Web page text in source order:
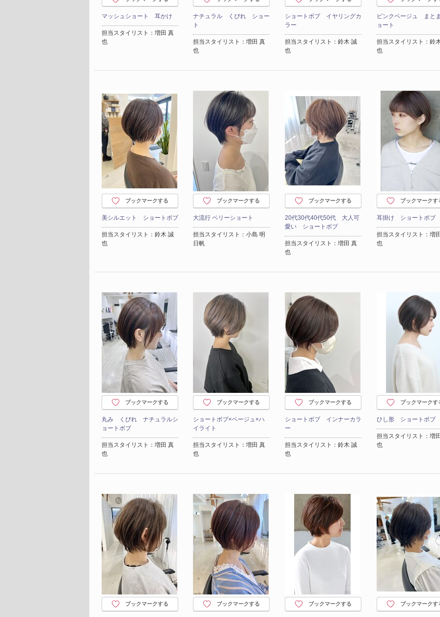
マッシュショート 耳かけ
担当スタイリスト：増田 真
也
ナチュラル くびれ ショー
ト
担当スタイリスト：増田 真
也
ショートボブ イヤリングカ
ラー
担当スタイリスト：鈴木 誠
也
ピンクベージュ まと
ョート
担当スタイリスト：鈴
也
ブックマークする
美シルエット ショートボブ
担当スタイリスト：鈴木 誠
也
ブックマークする
大流行 ベリーショート
担当スタイリスト：小島 明
日帆
ブックマークする
20代30代40代50代 大人可
愛い ショートボブ
担当スタイリスト：増田 真
也
ブックマークす
耳掛け ショートボブ
担当スタイリスト：増
也
ブックマークする
丸み くびれ ナチュラルシ
ョートボブ
担当スタイリスト：増田 真
也
ブックマークする
ショートボブ×ベージュ×ハ
イライト
担当スタイリスト：増田 真
也
ブックマークする
ショートボブ インナーカラ
ー
担当スタイリスト：鈴木 誠
也
ブックマークす
ひし形 ショートボブ
担当スタイリスト：増
也
ブックマークする ブックマークする ブックマークする ブックマークす